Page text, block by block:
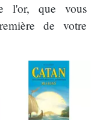
l'or, que vous
de votre